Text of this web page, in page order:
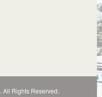
. All Rights Reserved.